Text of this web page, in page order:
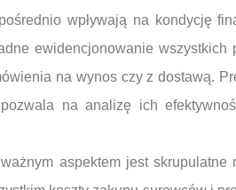
wpływają na kondycję
ewidencjonowanie
na wynos czy z dostawą.
pozwala na analizę ich
aspektem jest skrupulatne